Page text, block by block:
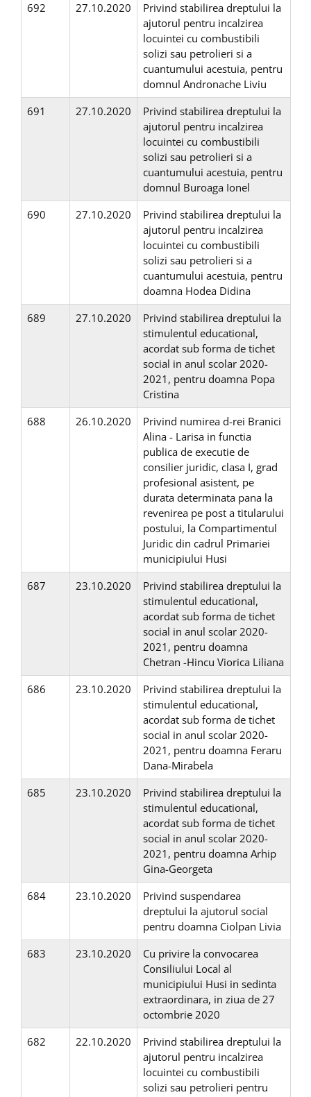
692
27.10.2020
Privind stabilirea dreptului la
ajutorul pentru incalzirea
locuintei cu combustibili
solizi sau petrolieri si a
cuantumului acestuia, pentru
domnul Andronache Liviu
691
27.10.2020
Privind stabilirea dreptului la
ajutorul pentru incalzirea
locuintei cu combustibili
solizi sau petrolieri si a
cuantumului acestuia, pentru
domnul Buroaga Ionel
690
27.10.2020
Privind stabilirea dreptului la
ajutorul pentru incalzirea
locuintei cu combustibili
solizi sau petrolieri si a
cuantumului acestuia, pentru
doamna Hodea Didina
689
27.10.2020
Privind stabilirea dreptului la
stimulentul educational,
acordat sub forma de tichet
social in anul scolar 2020-
2021, pentru doamna Popa
Cristina
688
26.10.2020
Privind numirea d-rei Branici
Alina - Larisa in functia
publica de executie de
consilier juridic, clasa I, grad
profesional asistent, pe
durata determinata pana la
revenirea pe post a titularului
postului, la Compartimentul
Juridic din cadrul Primariei
municipiului Husi
687
23.10.2020
Privind stabilirea dreptului la
stimulentul educational,
acordat sub forma de tichet
social in anul scolar 2020-
2021, pentru doamna
Chetran -Hincu Viorica Liliana
686
23.10.2020
Privind stabilirea dreptului la
stimulentul educational,
acordat sub forma de tichet
social in anul scolar 2020-
2021, pentru doamna Feraru
Dana-Mirabela
685
23.10.2020
Privind stabilirea dreptului la
stimulentul educational,
acordat sub forma de tichet
social in anul scolar 2020-
2021, pentru doamna Arhip
Gina-Georgeta
684
23.10.2020
Privind suspendarea
dreptului la ajutorul social
pentru doamna Ciolpan Livia
683
23.10.2020
Cu privire la convocarea
Consiliului Local al
municipiului Husi in sedinta
extraordinara, in ziua de 27
octombrie 2020
682
22.10.2020
Privind stabilirea dreptului la
ajutorul pentru incalzirea
locuintei cu combustibili
solizi sau petrolieri pentru